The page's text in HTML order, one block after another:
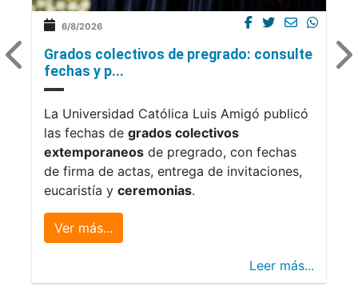
6/8/2026
Grados colectivos de pregrado: consulte
fechas y p...
La Universidad Católica Luis Amigó publicó
las fechas de grados colectivos
extemporaneos de pregrado, con fechas
de firma de actas, entrega de invitaciones,
eucaristía y ceremonias.
Ver más...
Leer más...